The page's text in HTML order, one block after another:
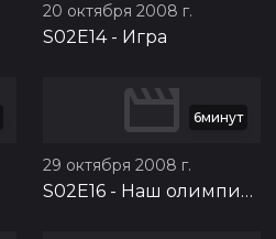
20 октября 2008 г.
S02E14- Игра
6минут
29 октября 2008 г.
S02E16 - Наш олимпийский чемпион